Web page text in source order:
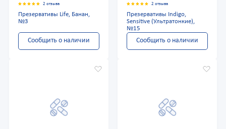
2 отзыва
Презервативы Life, Банан,
№3
Сообщить о наличии
2 отзыва
Презервативы Indigo,
Sensitive (Ультратонкие),
№15
Сообщить о наличии